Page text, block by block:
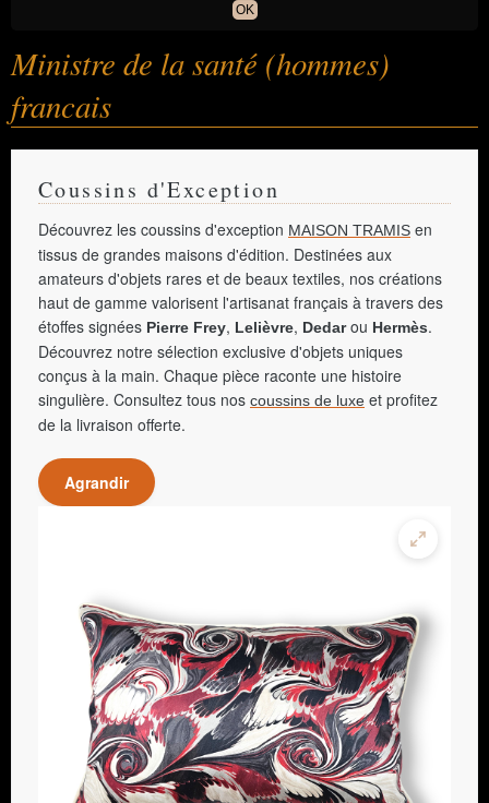
OK
Ministre de la santé (hommes)
francais
Coussins d'Exception
Découvrez les coussins d'exception MAISON TRAMIS en
tissus de grandes maisons d'édition. Destinées aux
amateurs d'objets rares et de beaux textiles, nos créations
haut de gamme valorisent l'artisanat français à travers des
étoffes signées Pierre Frey, Lelièvre, Dedarou Hermès.
Découvrez notre sélection exclusive d'objets uniques
conçus à la main. Chaque pièce raconte une histoire
singulière. Consultez tous nos coussins de luxe et profitez
de la livraison offerte.
Agrandir